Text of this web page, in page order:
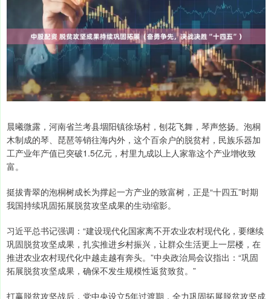
晨曦微露，河南省兰考县堌阳镇徐场村，刨花飞舞，琴声悠扬。泡桐
木制成的琴、琵琶等销往海内外，这个百余户的脱贫村，民族乐器加
工产业年产值已突破1.5亿元，村里九成以上人家靠这个产业增收致
富。
挺拔青翠的泡桐树成长为撑起一方产业的致富树，正是“十四五”时期
我国持续巩固拓展脱贫攻坚成果的生动缩影。
习近平总书记强调：“建设现代化国家离不开农业农村现代化，要继续
巩固脱贫攻坚成果，扎实推进乡村振兴，让群众生活更上一层楼，在
推进农业农村现代化中越走越有奔头。”中央政治局会议指出：“巩固
拓展脱贫攻坚成果，确保不发生规模性返贫致贫。”
打赢脱贫攻坚战后，党中央设立5年过渡期，全力巩固拓展脱贫攻坚成